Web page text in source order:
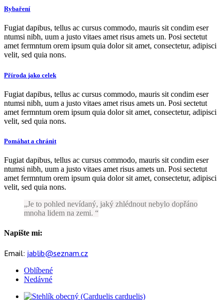
Rybaření
Fugiat dapibus, tellus ac cursus commodo, mauris sit condim eser
ntumsi nibh, uum a justo vitaes amet risus amets un. Posi sectetut
amet fermntum orem ipsum quia dolor sit amet, consectetur, adipisci
velit, sed quia nons.
Příroda jako celek
Fugiat dapibus, tellus ac cursus commodo, mauris sit condim eser
ntumsi nibh, uum a justo vitaes amet risus amets un. Posi sectetut
amet fermntum orem ipsum quia dolor sit amet, consectetur, adipisci
velit, sed quia nons.
Pomáhat a chránit
Fugiat dapibus, tellus ac cursus commodo, mauris sit condim eser
ntumsi nibh, uum a justo vitaes amet risus amets un. Posi sectetut
amet fermntum orem ipsum quia dolor sit amet, consectetur, adipisci
velit, sed quia nons.
Je to pohled nevídaný, jaký zhlédnout nebylo dopřáno
mnoha lidem na zemi.
Napište mi:
Email: jablib@seznam.cz
Oblíbené
Nedávné